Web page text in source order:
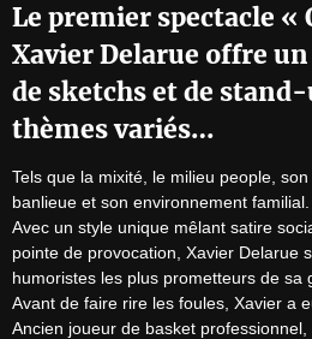
Le premier spectacle «
Xavier Delarue offre
de sketchs et de
thèmes variés…
Tels que la mixité, le milieu people,
banlieue et son environnement familial.
Avec un style unique mêlant satire
pointe de provocation, Xavier Delarue
humoristes les plus prometteurs de sa
Avant de faire rire les foules, Xavier a
Ancien joueur de basket